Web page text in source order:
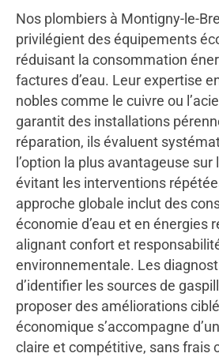
Nos plombiers à Montigny-le-
privilégient des équipements
réduisant la consommation
factures d’eau. Leur expertise
nobles comme le cuivre ou
garantit des installations
réparation, ils évaluent
l’option la plus avantageuse sur
évitant les interventions
approche globale inclut des
économie d’eau et en énergies
alignant confort et
environnementale. Les
d’identifier les sources de
proposer des améliorations
économique s’accompagne
claire et compétitive, sans frais